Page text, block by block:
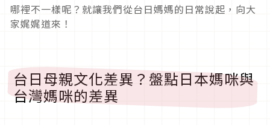
哪裡不一樣呢？就讓我們從台日媽媽的日常說起，向大
家娓娓道來！
台日母親文化差異？盤點日本媽咪與
台灣媽咪的差異